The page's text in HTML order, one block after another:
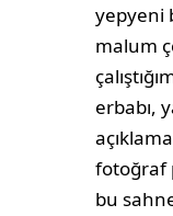
yepyeni
malum
erbabı,
fotoğraf
bu